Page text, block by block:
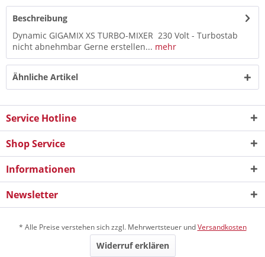
Beschreibung
Dynamic GIGAMIX XS TURBO-MIXER 230 Volt - Turbostab
nicht abnehmbar Gerne erstellen... mehr
Ähnliche Artikel
Service Hotline
Shop Service
Informationen
Newsletter
* Alle Preise verstehen sich zzgl. Mehrwertsteuer undVersandkosten
Widerruf erklären